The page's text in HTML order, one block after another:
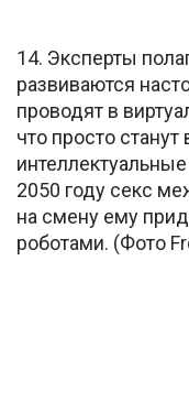
14. Эксперты
развиваются
проводят в
что просто
2050 году секс
на смену ему
роботами. (Фото